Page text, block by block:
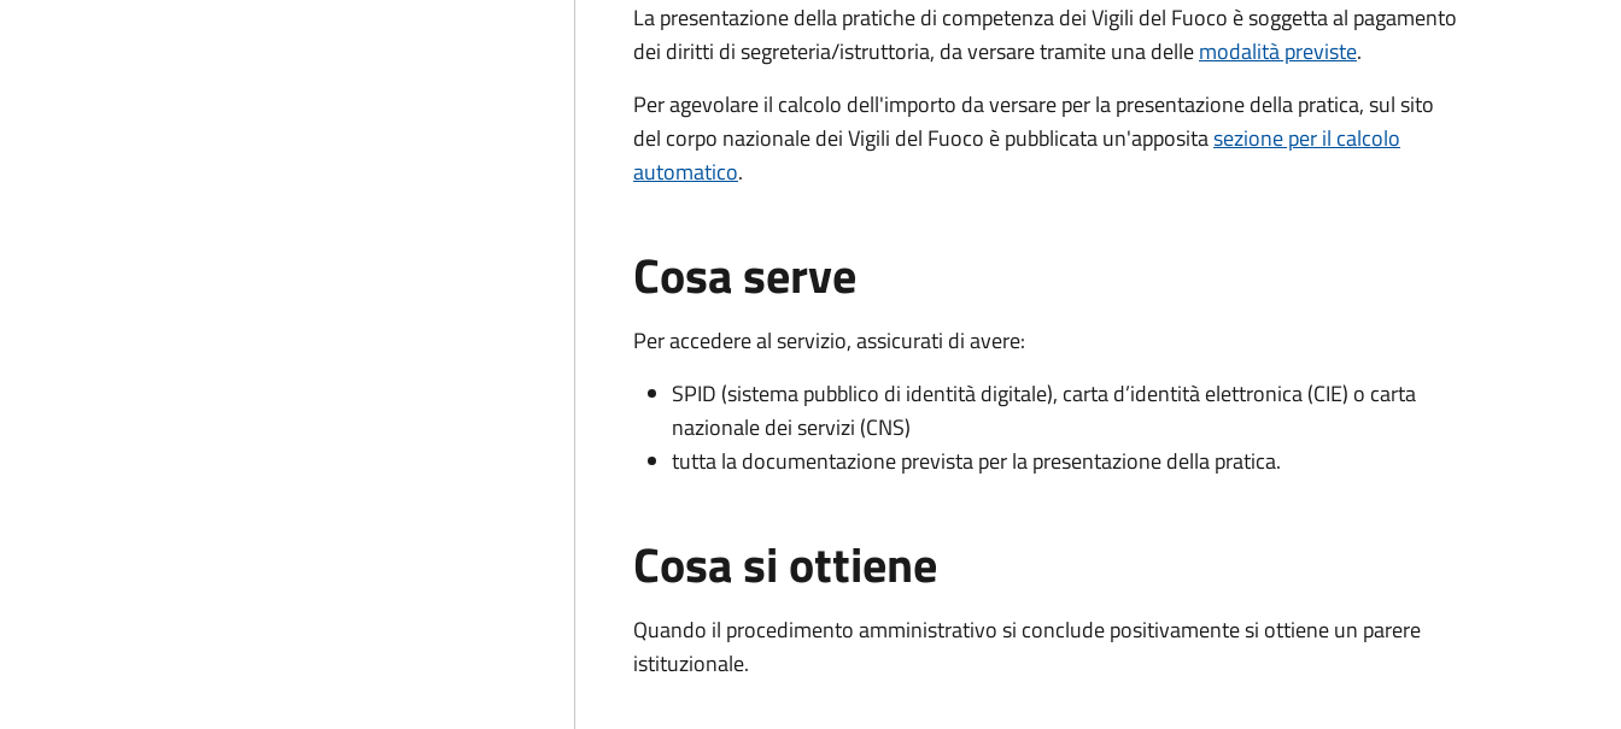
La presentazione della pratiche di competenza dei Vigili del Fuoco è soggetta al pagamento
dei diritti di segreteria/istruttoria, da versare tramite una dellemodalità previste.
Per agevolare il calcolo dell'importo da versare per la presentazione della pratica, sul sito
del corpo nazionale dei Vigili del Fuoco è pubblicata un'appositasezione per il calcolo
automatico.
Cosa serve
Per accedere al servizio, assicurati di avere:
SPID (sistema pubblico di identità digitale), carta d’identità elettronica (CIE) o carta
nazionale dei servizi (CNS)
tutta la documentazione prevista per la presentazione della pratica.
Cosa si ottiene
Quando il procedimento amministrativo si conclude positivamente si ottiene un parere
istituzionale.